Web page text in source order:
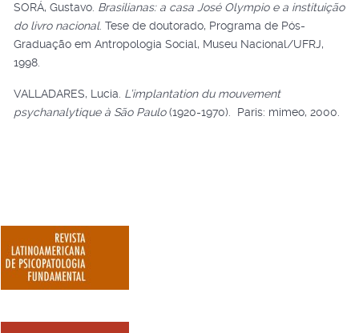
SORÁ, Gustavo. Brasilianas: a casa José Olympio e a instituição
do livro nacional. Tese de doutorado, Programa de Pós-
Graduação em Antropologia Social, Museu Nacional/UFRJ,
1998.
VALLADARES, Lucia. L’implantation du mouvement
psychanalytique à São Paulo(1920-1970). Paris: mimeo, 2000.